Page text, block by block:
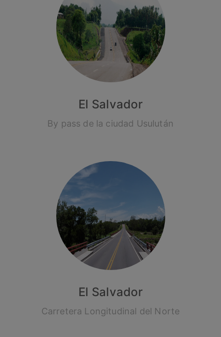
El Salvador
By pass de la ciudad Usulután
El Salvador
Carretera Longitudinal del Norte